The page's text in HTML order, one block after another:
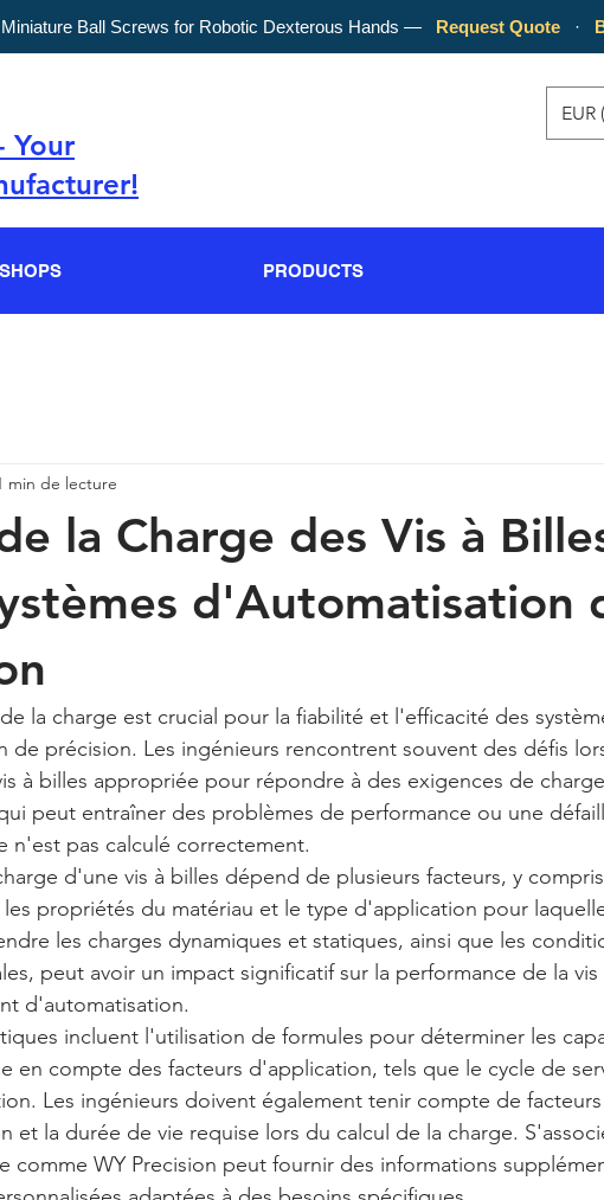
Your
EUR
PRODUCTS
la Charge des Vis à
d'Automatisation
min de lecture
la charge est crucial pour la fiabilité et l'efficacité des
de précision. Les ingénieurs rencontrent souvent des défis
à billes appropriée pour répondre à des exigences de charge
peut entraîner des problèmes de performance ou une
n'est pas calculé correctement.
d'une vis à billes dépend de plusieurs facteurs, y
les propriétés du matériau et le type d'application pour
les charges dynamiques et statiques, ainsi que les
peut avoir un impact significatif sur la performance de la vis
d'automatisation.
incluent l'utilisation de formules pour déterminer les
en compte des facteurs d'application, tels que le cycle de
Les ingénieurs doivent également tenir compte de
et la durée de vie requise lors du calcul de la charge.
comme WY Precision peut fournir des informations
Ball Screws for Robotic Dexterous Hands — Request Quote ·